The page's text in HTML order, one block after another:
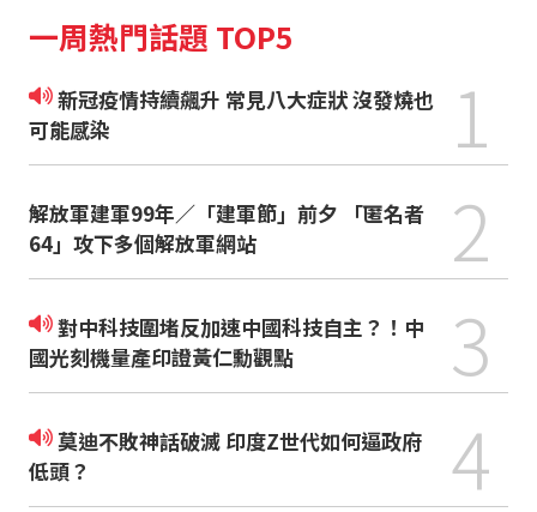
一周熱門話題 TOP5
新冠疫情持續飆升 常見八大症狀 沒發燒也
可能感染
1
解放軍建軍99年／「建軍節」前夕 「匿名者
64」攻下多個解放軍網站
2
對中科技圍堵反加速中國科技自主？！中
國光刻機量產印證黃仁勳觀點
3
莫迪不敗神話破滅 印度Z世代如何逼政府
低頭？
4